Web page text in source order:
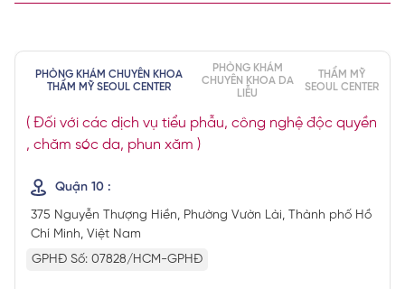
PHÒNG KHÁM CHUYÊN KHOA
THẨM MỸ SEOUL CENTER
PHÒNG KHÁM
CHUYÊN KHOA DA
LIỄU
THẨM MỸ
SEOUL CENTER
( Đối với các dịch vụ tiểu phẫu, công nghệ độc quyền
, chăm sóc da, phun xăm )
Quận 10 :
375 Nguyễn Thượng Hiền, Phường Vườn Lài, Thành phố Hồ
Chí Minh, Việt Nam
GPHĐ Số: 07828/HCM-GPHĐ